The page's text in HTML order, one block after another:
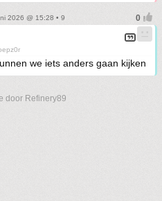
2026 @ 15:28 • 9
we iets anders gaan kijken
door Refinery89